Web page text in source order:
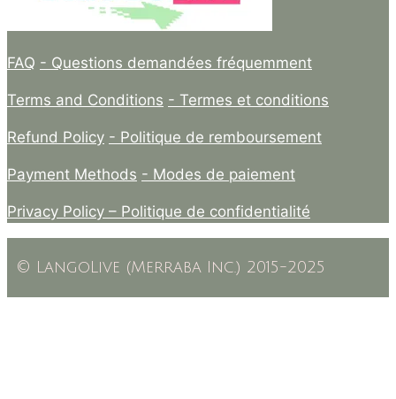
FAQ - Questions demandées fréquemment
Terms and Conditions - Termes et conditions
Refund Policy - Politique de remboursement
Payment Methods - Modes de paiement
Privacy Policy – Politique de confidentialité
© LangoLive (Merraba Inc.) 2015-2025